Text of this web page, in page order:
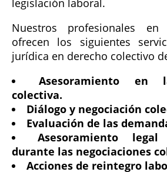
Nuestros profesionales en
ofrecen los siguientes
jurídica en derecho colectivo
Asesoramiento en
colectiva.
Diálogo y negociación
Evaluación de las
Asesoramiento
durante las negociaciones
Acciones de reintegro